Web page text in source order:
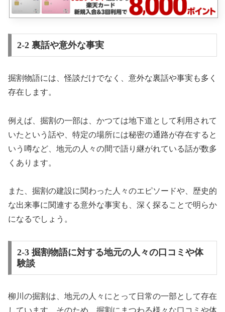
2-2 裏話や意外な事実
掘割物語には、怪談だけでなく、意外な裏話や事実も多く
存在します。
例えば、掘割の一部は、かつては地下道として利用されて
いたという話や、特定の場所には秘密の通路が存在すると
いう噂など、地元の人々の間で語り継がれている話が数多
くあります。
また、掘割の建設に関わった人々のエピソードや、歴史的
な出来事に関連する意外な事実も、深く探ることで明らか
になるでしょう。
2-3 掘割物語に対する地元の人々の口コミや体
験談
柳川の掘割は、地元の人々にとって日常の一部として存在
しています。そのため、掘割にまつわる様々な口コミや体